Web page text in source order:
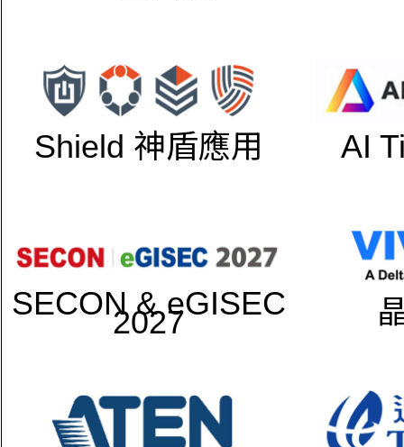
Shield 神盾應用 AI
SECON & eGISEC
2027